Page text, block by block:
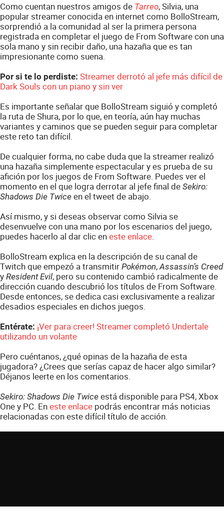
Como cuentan nuestros amigos de Tarreo, Silvia, una
popular streamer conocida en internet como BolloStream,
sorprendió a la comunidad al ser la primera persona
registrada en completar el juego de From Software con una
sola mano y sin recibir daño, una hazaña que es tan
impresionante como suena.
Por si te lo perdiste: Streamer derrotó al jefe más difícil de
Dark Souls con un piano y sin ver
Es importante señalar que BolloStream siguió y completó
la ruta de Shura, por lo que, en teoría, aún hay muchas
variantes y caminos que se pueden seguir para completar
este reto tan difícil.
De cualquier forma, no cabe duda que la streamer realizó
una hazaña simplemente espectacular y es prueba de su
afición por los juegos de From Software. Puedes ver el
momento en el que logra derrotar al jefe final de Sekiro:
Shadows Die Twice en el tweet de abajo.
Así mismo, y si deseas observar como Silvia se
desenvuelve con una mano por los escenarios del juego,
puedes hacerlo al dar clic eneste enlace.
BolloStream explica en la descripción de su canal de
Twitch que empezó a transmitir Pokémon,Assassin’s Creed
y Resident Evil, pero su contenido cambió radicalmente de
dirección cuando descubrió los títulos de From Software.
Desde entonces, se dedica casi exclusivamente a realizar
desadios especiales en dichos juegos.
Entérate: ¡Ver para creer! Streamer completó Undertale
utilizando un volante
Pero cuéntanos, ¿qué opinas de la hazaña de esta
jugadora? ¿Crees que serías capaz de hacer algo similar?
Déjanos leerte en los comentarios.
Sekiro: Shadows Die Twice está disponible para PS4, Xbox
One y PC. Eneste enlace podrás encontrar más noticias
relacionadas con este difícil título de acción.